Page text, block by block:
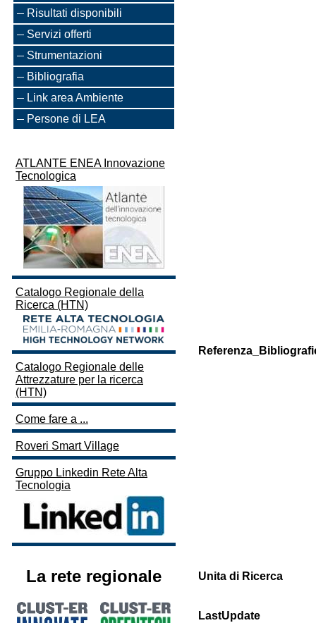
Risultati disponibili
Servizi offerti
Strumentazioni
Bibliografia
Link area Ambiente
Persone di LEA
ATLANTE ENEA Innovazione
Tecnologica
Catalogo Regionale della
Ricerca (HTN)
Catalogo Regionale delle
Attrezzature per la ricerca
(HTN)
Come fare a ...
Roveri Smart Village
Gruppo Linkedin Rete Alta
Tecnologia
La rete regionale Unita di Ricerca
LastUpdate